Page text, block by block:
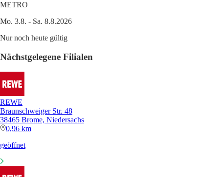
METRO
Mo. 3.8. - Sa. 8.8.2026
Nur noch heute gültig
Nächstgelegene Filialen
REWE
Braunschweiger Str. 48
38465 Brome, Niedersachs
0,96 km
geöffnet